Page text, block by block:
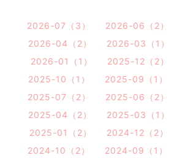
2026-07（3） 2026-06（2）
2026-04（2）
2026-03（1）
2026-01（1）
2025-12（2）
2025-10（1）
2025-09（1）
2025-07（2）
2025-06（2）
2025-04（2）
2025-03（1）
2025-01（2）
2024-12（2）
2024-10（2）
2024-09（1）